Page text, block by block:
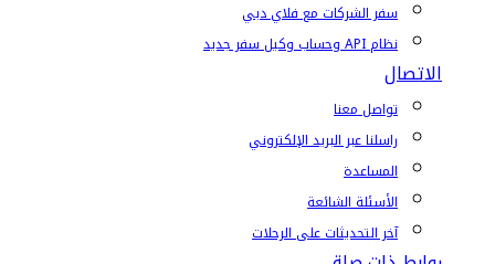
سفر الشركات مع فلاي دبي
نظام API وحساب وكيل سفر جديد
الاتصال
تواصل معنا
راسلنا عبر البريد الإلكتروني
المساعدة
الأسئلة الشائعة
آخر التحديثات على الرحلات